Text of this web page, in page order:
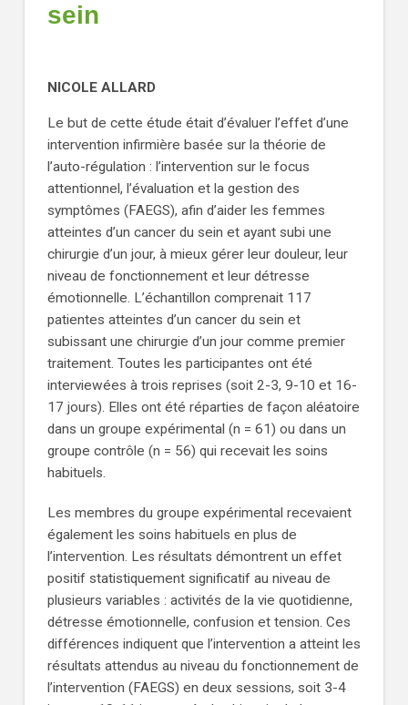
sein
NICOLE ALLARD
Le but de cette étude était d’évaluer l’effet d’une
intervention infirmière basée sur la théorie de
l’auto-régulation : l’intervention sur le focus
attentionnel, l’évaluation et la gestion des
symptômes (FAEGS), afin d’aider les femmes
atteintes d’un cancer du sein et ayant subi une
chirurgie d’un jour, à mieux gérer leur douleur, leur
niveau de fonctionnement et leur détresse
émotionnelle. L’échantillon comprenait 117
patientes atteintes d’un cancer du sein et
subissant une chirurgie d’un jour comme premier
traitement. Toutes les participantes ont été
interviewées à trois reprises (soit 2-3, 9-10 et 16-
17 jours). Elles ont été réparties de façon aléatoire
dans un groupe expérimental (n = 61) ou dans un
groupe contrôle (n = 56) qui recevait les soins
habituels.
Les membres du groupe expérimental recevaient
également les soins habituels en plus de
l’intervention. Les résultats démontrent un effet
positif statistiquement significatif au niveau de
plusieurs variables : activités de la vie quotidienne,
détresse émotionnelle, confusion et tension. Ces
différences indiquent que l’intervention a atteint les
résultats attendus au niveau du fonctionnement de
l’intervention (FAEGS) en deux sessions, soit 3-4